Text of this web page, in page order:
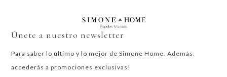
Únete a nuestro newsletter
Para saber lo último y lo mejor de Simone Home. Además,
accederás a promociones exclusivas!